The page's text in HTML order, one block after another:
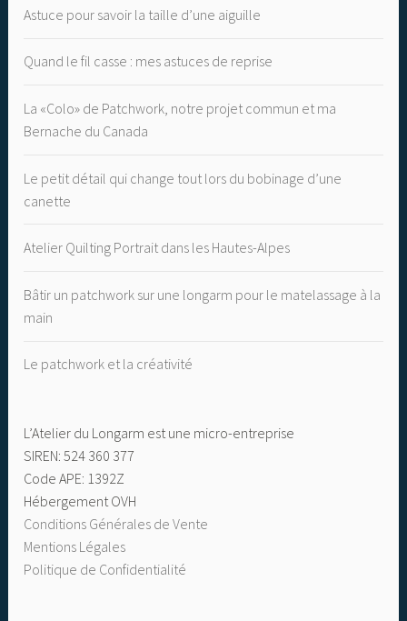
Astuce pour savoir la taille d’une aiguille
Quand le fil casse : mes astuces de reprise
La «Colo» de Patchwork, notre projet commun et ma
Bernache du Canada
Le petit détail qui change tout lors du bobinage d’une
canette
Atelier Quilting Portrait dans les Hautes-Alpes
Bâtir un patchwork sur une longarm pour le matelassage à la
main
Le patchwork et la créativité
L’Atelier du Longarm est une micro-entreprise
SIREN: 524 360 377
Code APE: 1392Z
Hébergement OVH
Conditions Générales de Vente
Mentions Légales
Politique de Confidentialité